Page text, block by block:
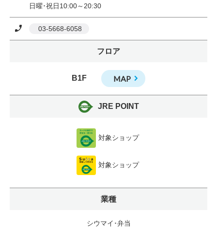
日曜･祝日10:00～20:30
03-5668-6058
フロア
B1F MAP
JRE POINT
対象ショップ
対象ショップ
業種
シウマイ･弁当